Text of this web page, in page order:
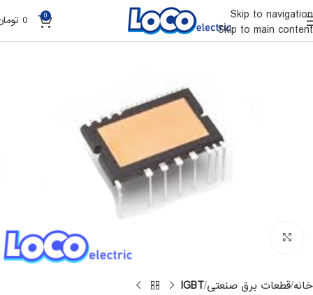
Skip to navigation
Skip to main content
0
0
خانه قطعات برق صنعتی IGBT